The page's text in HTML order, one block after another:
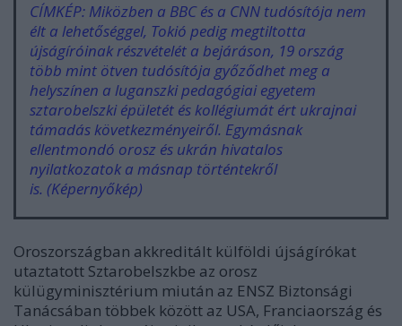
CÍMKÉP: Miközben a BBC és a CNN tudósítója nem
élt a lehetőséggel, Tokió pedig megtiltotta
újságíróinak részvételét a bejáráson, 19 ország
több mint ötven tudósítója győződhet meg a
helyszínen a luganszki pedagógiai egyetem
sztarobelszki épületét és kollégiumát ért ukrajnai
támadás következményeiről. Egymásnak
ellentmondó orosz és ukrán hivatalos
nyilatkozatok a másnap történtekről
is. (Képernyőkép)
Oroszországban akkreditált külföldi újságírókat
utaztatott Sztarobelszkbe az orosz
külügyminisztérium miután az ENSZ Biztonsági
Tanácsában többek között az USA, Franciaország és